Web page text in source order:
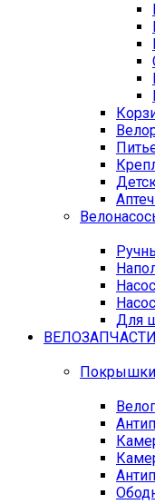
Для
ВЕЛОЗАПЧАСТИ